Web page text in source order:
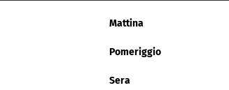
Mattina
Pomeriggio
Sera